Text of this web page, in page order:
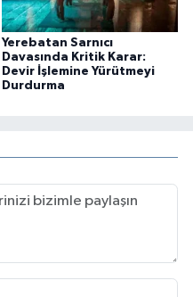
Yerebatan Sarnıcı
Davasında Kritik Karar:
Devir İşlemine Yürütmeyi
Durdurma